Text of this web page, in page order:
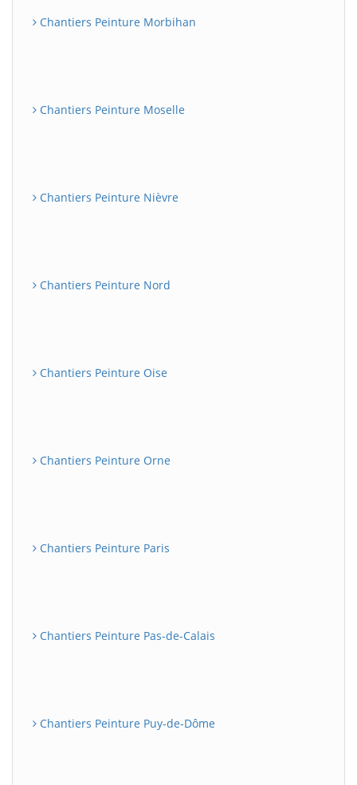
Chantiers Peinture Morbihan
Chantiers Peinture Moselle
Chantiers Peinture Nièvre
Chantiers Peinture Nord
Chantiers Peinture Oise
Chantiers Peinture Orne
Chantiers Peinture Paris
Chantiers Peinture Pas-de-Calais
Chantiers Peinture Puy-de-Dôme